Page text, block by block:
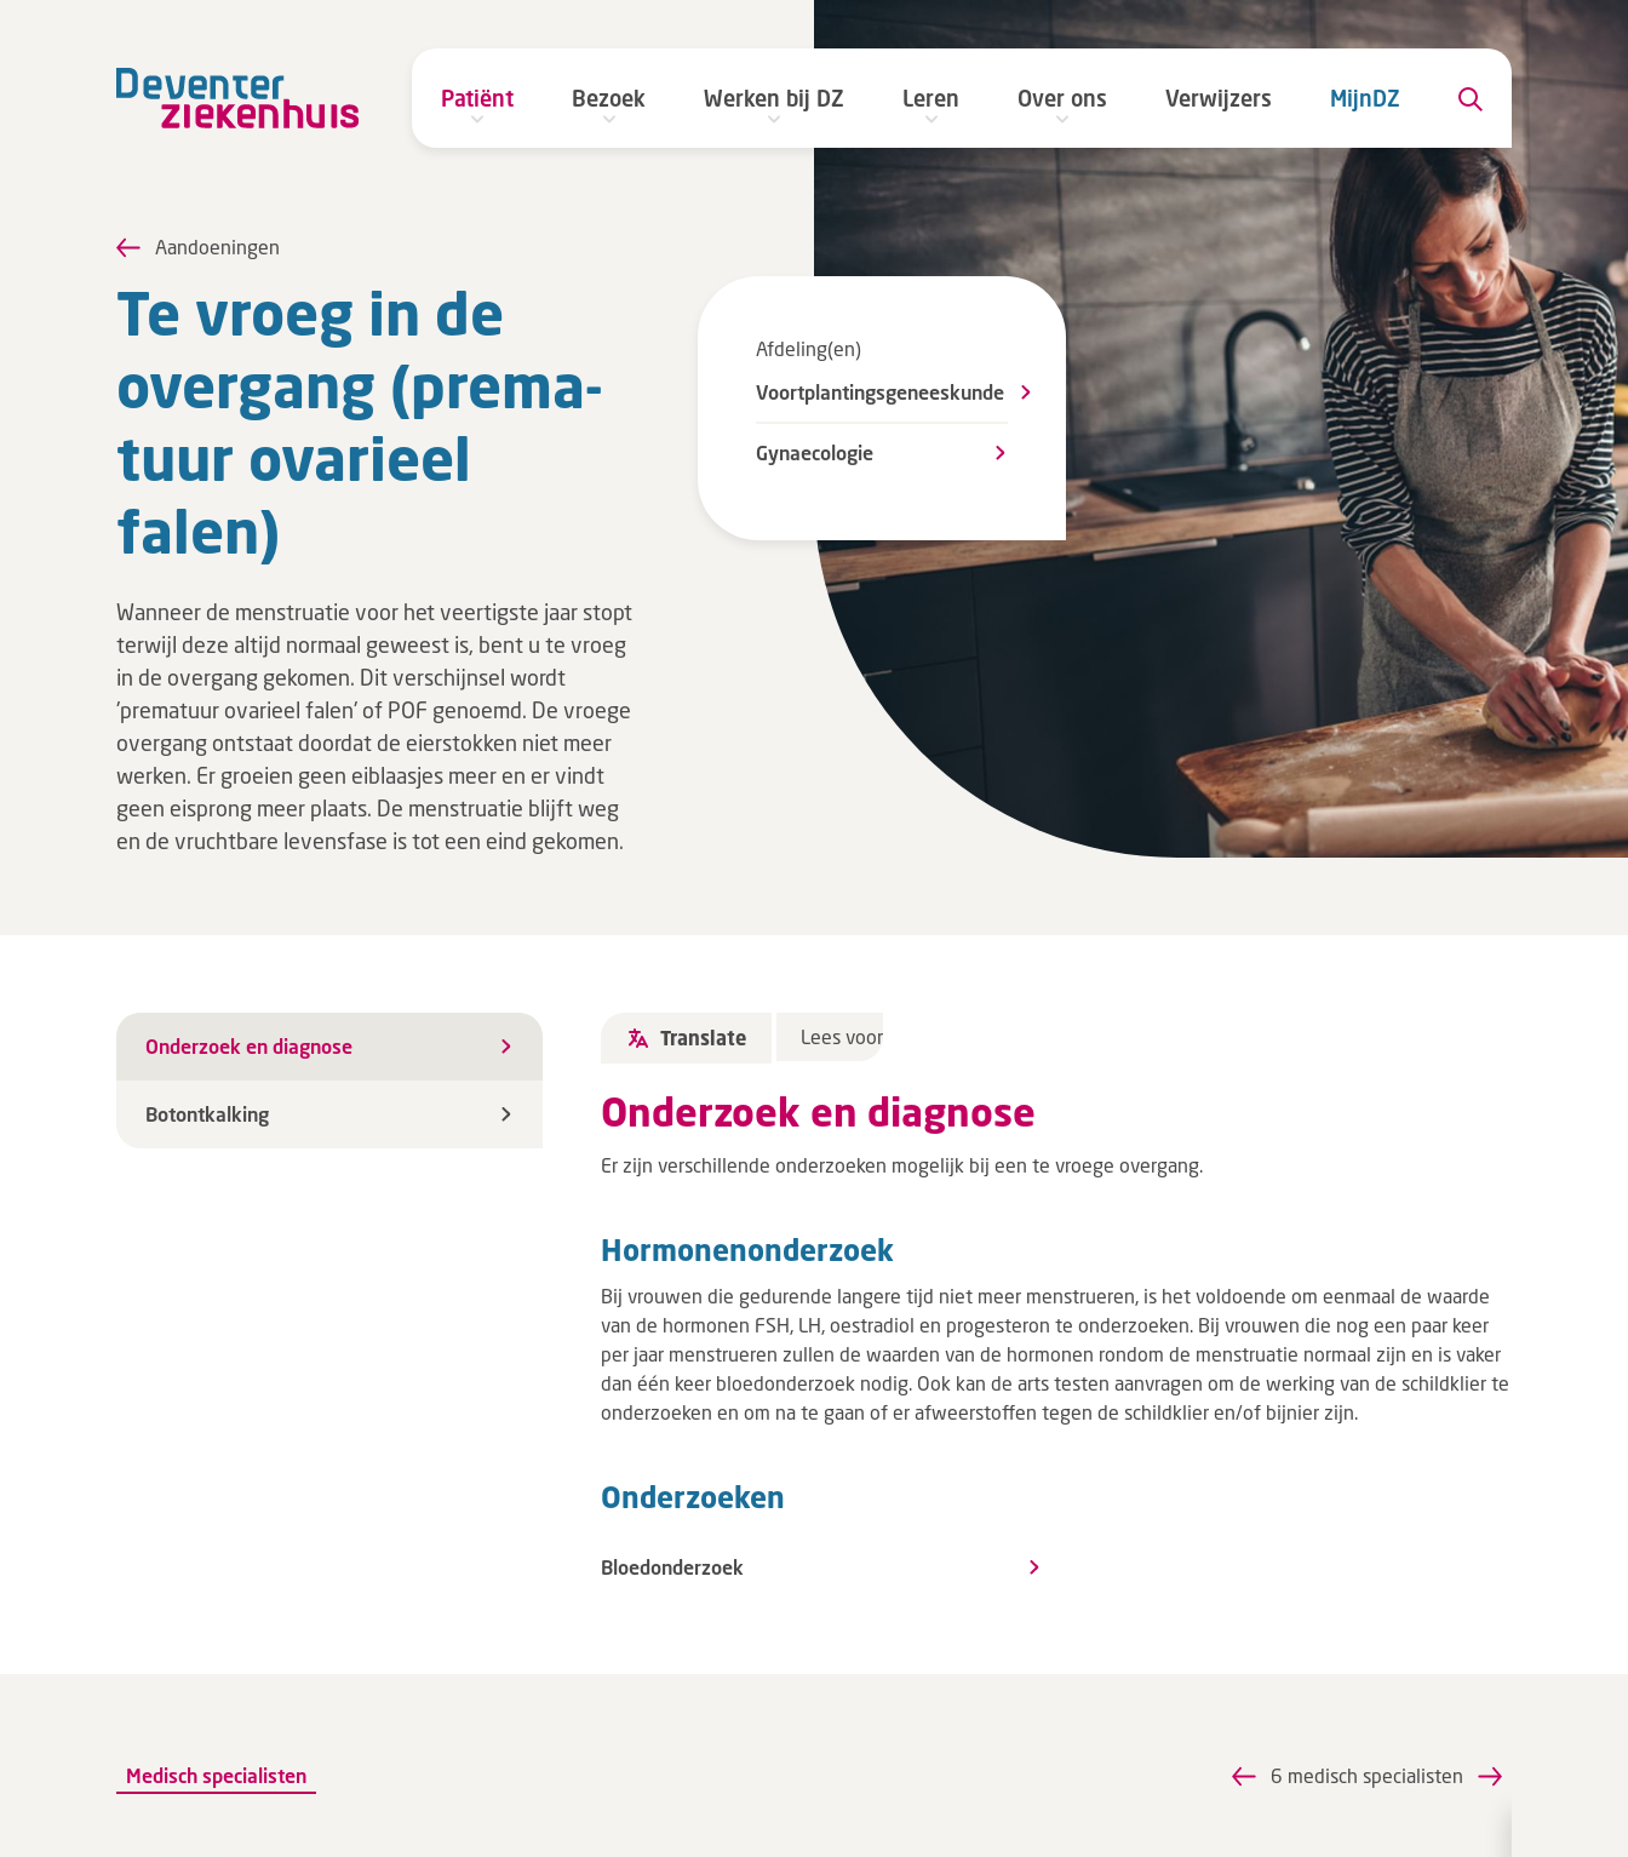
Patiënt Bezoek Werken bij DZ Leren Over ons Verwijzers MijnDZ
Aandoeningen
Te vroeg in de
over­gang (pre­ma­
tuur ova­ri­eel
falen)
Wanneer de menstruatie voor het veertigste jaar stopt
terwijl deze altijd normaal geweest is, bent u te vroeg
in de overgang gekomen. Dit verschijnsel wordt
'prematuur ovarieel falen' of POF genoemd. De vroege
overgang ontstaat doordat de eierstokken niet meer
werken. Er groeien geen eiblaasjes meer en er vindt
geen eisprong meer plaats. De menstruatie blijft weg
en de vruchtbare levensfase is tot een eind gekomen.
Afdeling(en)
Voortplantingsgeneeskunde
Gynaecologie
Onderzoek en diagnose
Botontkalking
Translate Lees voor
Onderzoek en diagnose
Er zijn verschillende onderzoeken mogelijk bij een te vroege overgang.
Hormonenonderzoek
Bij vrouwen die gedurende langere tijd niet meer menstrueren, is het voldoende om eenmaal de waarde
van de hormonen FSH, LH, oestradiol en progesteron te onderzoeken. Bij vrouwen die nog een paar keer
per jaar menstrueren zullen de waarden van de hormonen rondom de menstruatie normaal zijn en is vaker
dan één keer bloedonderzoek nodig. Ook kan de arts testen aanvragen om de werking van de schildklier te
onderzoeken en om na te gaan of er afweerstoffen tegen de schildklier en/of bijnier zijn.
Onderzoeken
Bloedonderzoek
Medisch specialisten 6 medisch specialisten